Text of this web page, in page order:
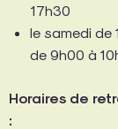
17h30
le samedi de
de 9h00 à
Horaires de
: